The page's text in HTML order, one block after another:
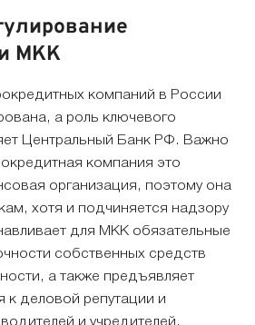
МКК
компаний в России
а роль ключевого
Центральный Банк РФ. Важно
компания это
организация, поэтому она
хотя и подчиняется надзору
для МКК обязательные
собственных средств
а также предъявляет
к деловой репутации и